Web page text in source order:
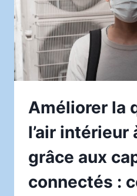
Améliorer la
l’air intérieur
grâce aux
connectés :